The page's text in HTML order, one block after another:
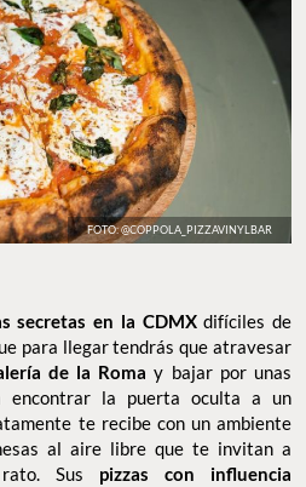
FOTO: @COPPOLA_PIZZAVINYLBAR
secretas en la CDMXdifíciles de
para llegar tendrás que atravesar
de la Romay bajar por unas
encontrar la puerta oculta a un
te recibe con un ambiente
al aire libre que te invitan a
Sus pizzas con influencia